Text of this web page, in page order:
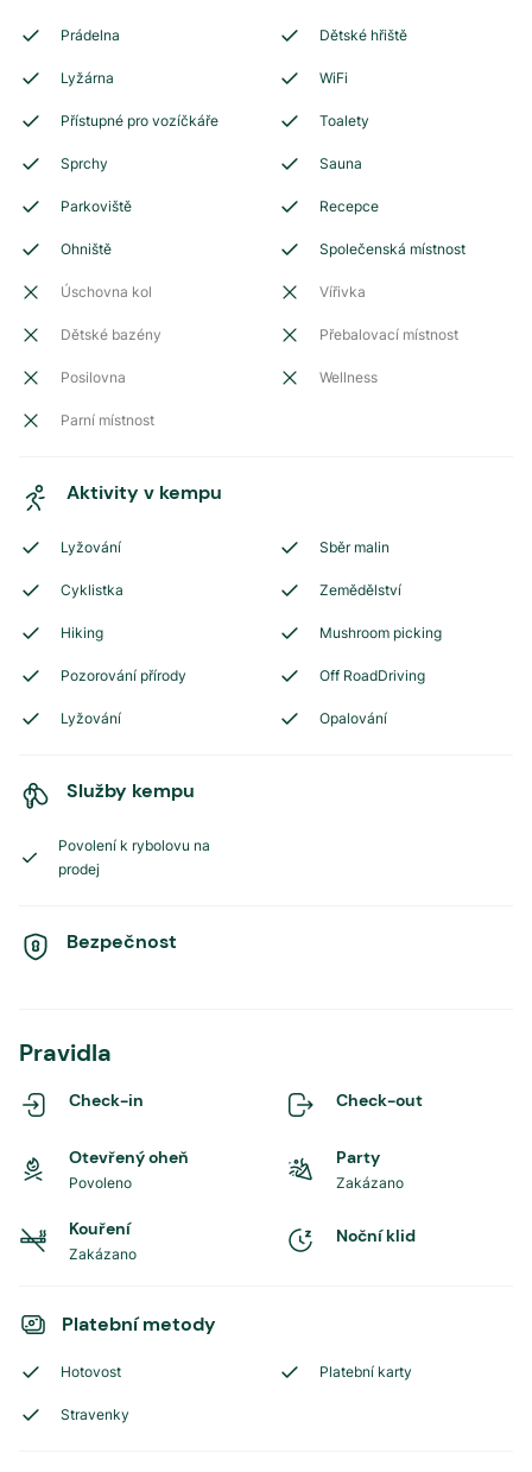
Prádelna Dětské hřiště
Lyžárna WiFi
Přístupné pro vozíčkáře Toalety
Sprchy Sauna
Parkoviště Recepce
Ohniště Společenská místnost
Úschovna kol Vířivka
Dětské bazény Přebalovací místnost
Posilovna Wellness
Parní místnost
Aktivity v kempu
Lyžování Sběr malin
Cyklistka Zemědělství
Hiking Mushroom picking
Pozorování přírody Off RoadDriving
Lyžování Opalování
Služby kempu
Povolení k rybolovu na
prodej
Bezpečnost
Pravidla
Check-in Check-out
Otevřený oheň
Povoleno
Party
Zakázano
Kouření
Zakázano
Noční klid
Platební metody
Hotovost Platební karty
Stravenky